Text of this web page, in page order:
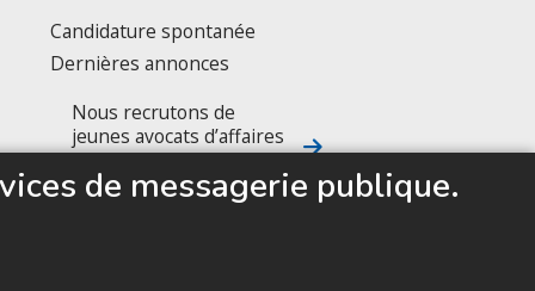
Candidature spontanée
Dernières annonces
Nous recrutons de
jeunes avocats d’affaires
prêts à accélérer leur
carrière
de messagerie publique.